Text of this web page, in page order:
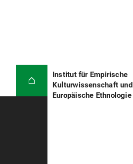
Institut für Empirische
Kulturwissenschaft und
Europäische Ethnologie